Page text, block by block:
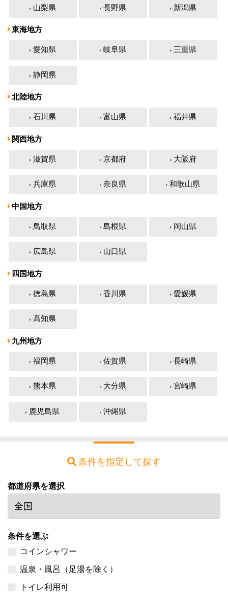
山梨県 長野県 新潟県
東海地方
愛知県 岐阜県 三重県
静岡県
北陸地方
石川県 富山県 福井県
関西地方
滋賀県 京都府 大阪府
兵庫県 奈良県 和歌山県
中国地方
鳥取県 島根県 岡山県
広島県 山口県
四国地方
徳島県 香川県 愛媛県
高知県
九州地方
福岡県 佐賀県 長崎県
熊本県 大分県 宮崎県
鹿児島県 沖縄県
条件を指定して探す
都道府県を選択
条件を選ぶ
コインシャワー
温泉・風呂（足湯を除く）
トイレ利用可